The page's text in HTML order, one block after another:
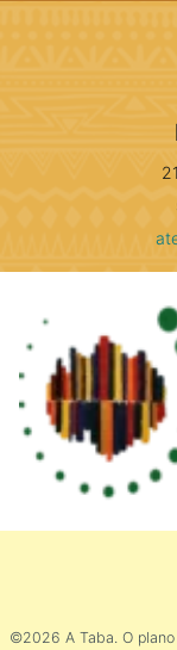
©2026 A Taba. O